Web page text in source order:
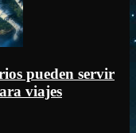
pueden servir
viajes